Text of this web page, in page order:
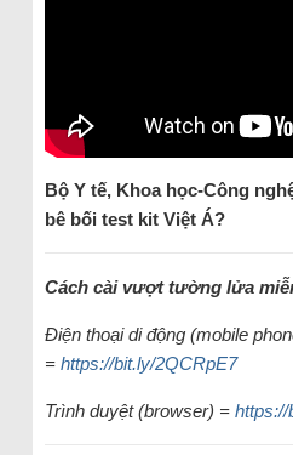
Bộ Y tế, Khoa học-Công
bê bối test kit Việt Á?
Cách cài vượt tường lửa
Điện thoại di động (mobile
= https://bit.ly/2QCRpE7
Trình duyệt (browser) = https://